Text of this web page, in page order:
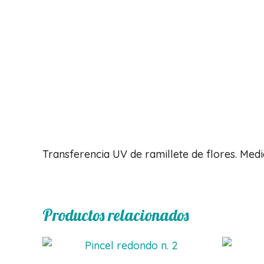
Transferencia UV de ramillete de flores.
Productos relacionados